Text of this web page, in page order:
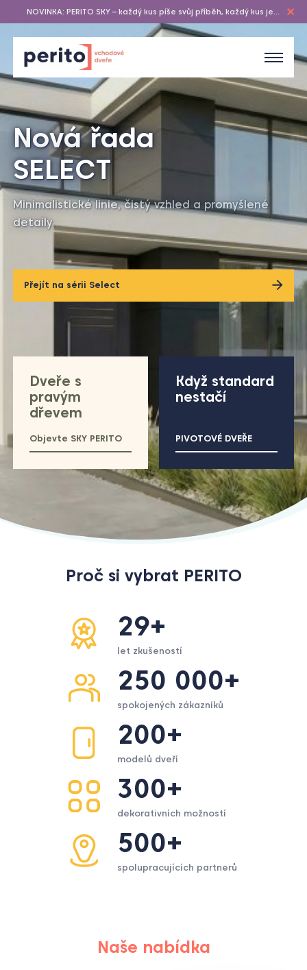
NOVINKA: PERITO SKY – každý kus píše svůj příběh, každý kus je
originál…
U dveří
to začíná
Jste připraveni na nový začátek?
Přejít na vchodové dveře
pravým
dřevem
Objevte SKY PERITO
nestačí
29+
let zkušeností
250 000+
spokojených zákazníků
200+
modelů dveří
300+
dekorativních možností
500+
spolupracujících partnerů
1
/
1